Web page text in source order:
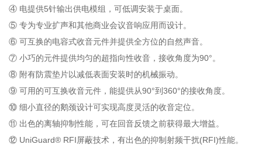
④ 电提供5针输出供电模组，可低调安装于桌面。
⑤ 专为专业扩声和其他商业会议音响应用而设计。
⑥ 可互换的电容式收音元件并提供全方位的自然声音。
⑦ 小巧的元件提供均匀的超指向性收音，接收角度为90°。
⑧ 附有防震垫片以减低表面安装时的机械振动。
⑨ 可用的可互换收音元件，能提供从90°到360°的接收角度。
⑩ 细小直径的鹅颈设计可实现高度灵活的收音定位。
⑪ 出色的离轴抑制性能，可在回音反馈之前获得最大增益。
⑫ UniGuard® RFI屏蔽技术，有出色的抑制射频干扰(RFI)性能。